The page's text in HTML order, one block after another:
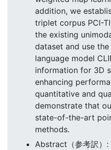
addition, we
triplet corpus PCI-
the existing
dataset and use
language model
information for 3D
enhancing
quantitative and
demonstrate that
state-of-the-art
methods.
Abstract（参考訳）: